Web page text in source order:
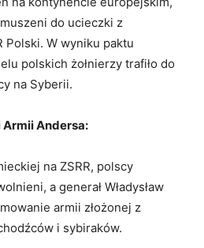
do ucieczki z
Polski. W wyniku paktu
polskich żołnierzy trafiło do
na Syberii.
Andersa:
na ZSRR, polscy
a generał Władysław
armii złożonej z
i sybiraków.